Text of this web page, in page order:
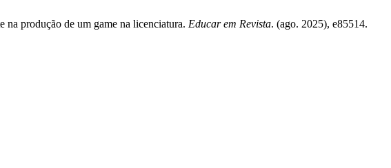
na produção de um game na licenciatura. Educar em Revista. (ago. 2025), e85514.